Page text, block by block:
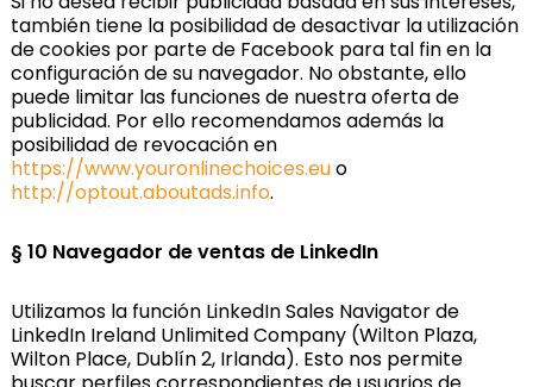
también tiene la posibilidad de desactivar la utilización
de cookies por parte de Facebook para tal fin en la
configuración de su navegador. No obstante, ello
puede limitar las funciones de nuestra oferta de
publicidad. Por ello recomendamos además la
posibilidad de revocación en
https://www.youronlinechoices.euo
http://optout.aboutads.info.
§ 10 Navegador de ventas de LinkedIn
Utilizamos la función LinkedIn Sales Navigator de
LinkedIn Ireland Unlimited Company (Wilton Plaza,
Wilton Place, Dublín 2, Irlanda). Esto nos permite